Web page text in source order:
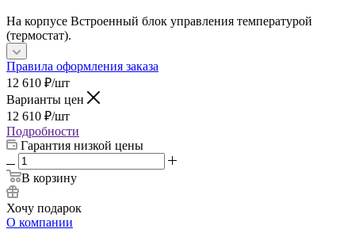
На корпусе Встроенный блок управления температурой
(термостат).
Правила оформления заказа
12 610 ₽/шт
Варианты цен
12 610 ₽/шт
Подробности
Гарантия низкой цены
В корзину
Хочу подарок
О компании